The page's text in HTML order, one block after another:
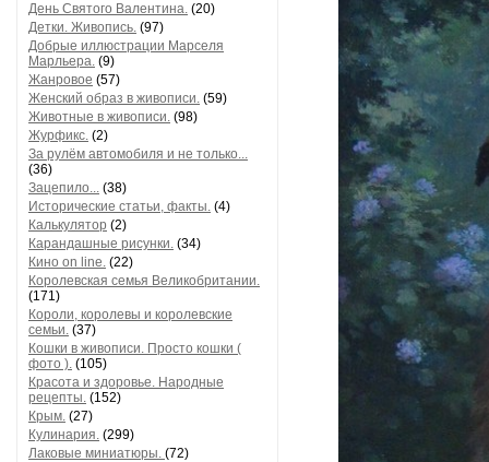
День Святого Валентина. (20)
Детки. Живопись. (97)
Добрые иллюстрации Марселя
Марльера. (9)
Жанровое (57)
Женский образ в живописи. (59)
Животные в живописи. (98)
Журфикс. (2)
За рулём автомобиля и не только...
(36)
Зацепило... (38)
Исторические статьи, факты. (4)
Калькулятор (2)
Карандашные рисунки. (34)
Кино on line. (22)
Королевская семья Великобритании.
(171)
Короли, королевы и королевские
семьи. (37)
Кошки в живописи. Просто кошки (
фото ). (105)
Красота и здоровье. Народные
рецепты. (152)
Крым. (27)
Кулинария. (299)
Лаковые миниатюры. (72)